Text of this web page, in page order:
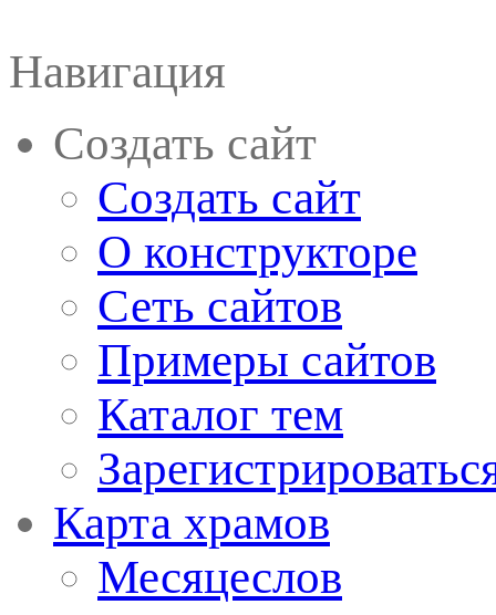
Навигация
Создать сайт
Создать сайт
О конструкторе
Сеть сайтов
Примеры сайтов
Каталог тем
Карта храмов
Месяцеслов